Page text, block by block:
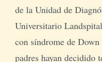
de la Unidad de
Universitario
con síndrome de
padres hayan decidido